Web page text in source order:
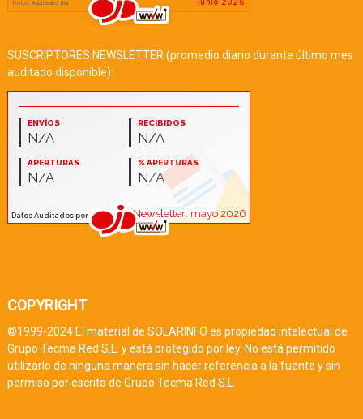
SUSCRIPTORES NEWSLETTER (promedio diario durante último mes
auditado disponible):
COPYRIGHT
©1999-2024 El material de SOLARINFO es propiedad intelectual de
Grupo Tecma Red S.L. y está protegido por ley. No está permitido
utilizarlo de ninguna manera sin hacer referencia a la fuente y sin
permiso por escrito de Grupo Tecma Red S.L.